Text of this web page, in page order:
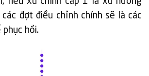
đợt điều chỉnh chính sẽ là các
hồi.